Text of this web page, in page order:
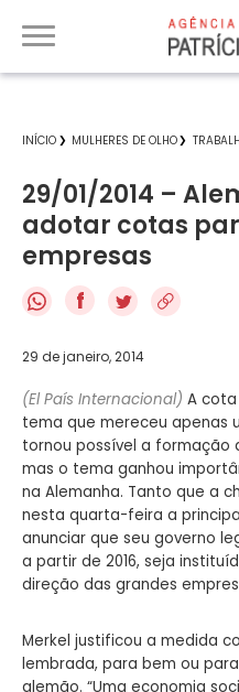
INÍCIO MULHERES DE OLHO
29/01/2014 –
adotar cotas
empresas
f
29 de janeiro, 2014
(El País Internacional) A
tema que mereceu apenas
tornou possível a formação
mas o tema ganhou
na Alemanha. Tanto que a
nesta quarta-feira a
anunciar que seu governo
a partir de 2016, seja
direção das grandes
Merkel justificou a medida
lembrada, para bem ou
alemão. “Uma economia